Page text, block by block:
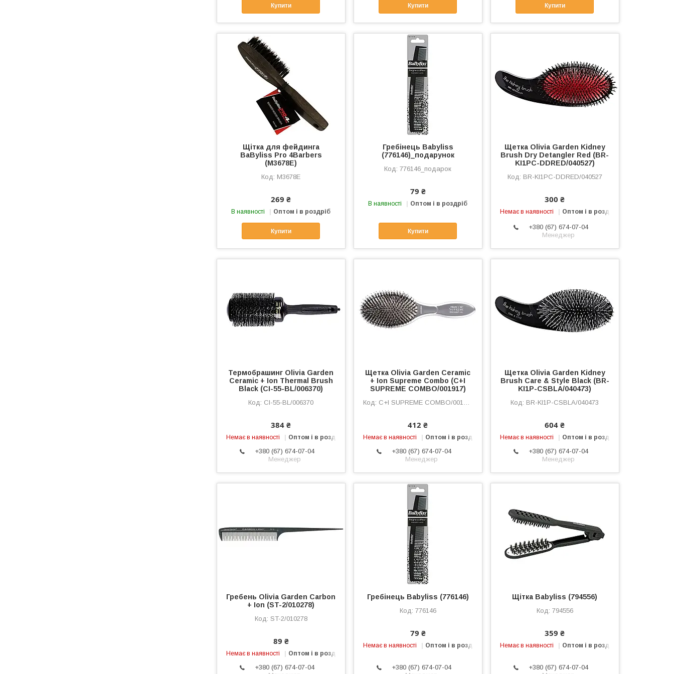
Купити Купити Купити
Щітка для фейдинга
BaByliss Pro 4Barbers
(M3678E)
M3678E
269 ₴
В наявності Оптом і в роздріб
Купити
Гребінець Babyliss
(776146)_подарунок
776146_подарок
79 ₴
В наявності Оптом і в роздріб
Купити
Щетка Olivia Garden Kidney
Brush Dry Detangler Red (BR-
KI1PC-DDRED/040527)
BR-KI1PC-DDRED/040527
300 ₴
Немає в наявності Оптом і в роздріб
+380 (67) 674-07-04
Менеджер
Термобрашинг Olivia Garden
Ceramic + Ion Thermal Brush
Black (CI-55-BL/006370)
CI-55-BL/006370
384 ₴
Немає в наявності Оптом і в роздріб
+380 (67) 674-07-04
Менеджер
Щетка Olivia Garden Ceramic
+ Ion Supreme Combo (C+I
SUPREME COMBO/001917)
C+I SUPREME COMBO/001917
412 ₴
Немає в наявності Оптом і в роздріб
+380 (67) 674-07-04
Менеджер
Щетка Olivia Garden Kidney
Brush Care & Style Black (BR-
KI1P-CSBLA/040473)
BR-KI1P-CSBLA/040473
604 ₴
Немає в наявності Оптом і в роздріб
+380 (67) 674-07-04
Менеджер
Гребень Olivia Garden Carbon
+ Ion (ST-2/010278)
ST-2/010278
89 ₴
Немає в наявності Оптом і в роздріб
+380 (67) 674-07-04
Гребінець Babyliss (776146)
776146
79 ₴
Немає в наявності Оптом і в роздріб
+380 (67) 674-07-04
Щітка Babyliss (794556)
794556
359 ₴
Немає в наявності Оптом і в роздріб
+380 (67) 674-07-04